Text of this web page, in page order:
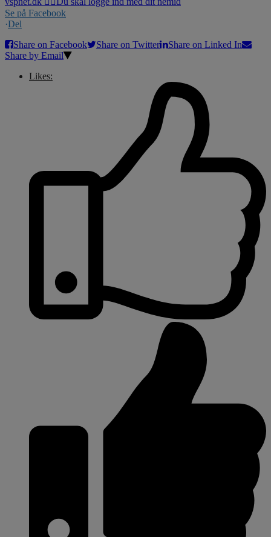
Se på Facebook
·Del
Share on Facebook
Share on Twitter
Share on Linked In
Share by Email
Likes: